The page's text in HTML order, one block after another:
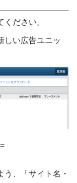
ださい。
しい広告ユニッ
、「サイト名・